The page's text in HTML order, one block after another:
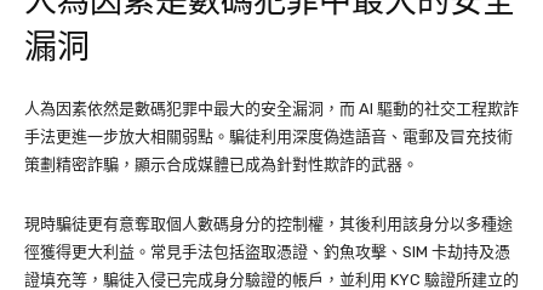
漏洞
人為因素依然是數碼犯罪中最大的安全漏洞，而 AI 驅動的社交工程欺詐
手法更進一步放大相關弱點。騙徒利用深度偽造語音、電郵及冒充技術
策劃精密詐騙，顯示合成媒體已成為針對性欺詐的武器。
現時騙徒更有意奪取個人數碼身分的控制權，其後利用該身分以多種途
徑獲得更大利益。常見手法包括盜取憑證、釣魚攻擊、SIM 卡劫持及憑
證填充等，騙徒入侵已完成身分驗證的帳戶，並利用 KYC 驗證所建立的